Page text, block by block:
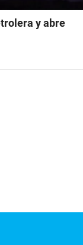
y abre